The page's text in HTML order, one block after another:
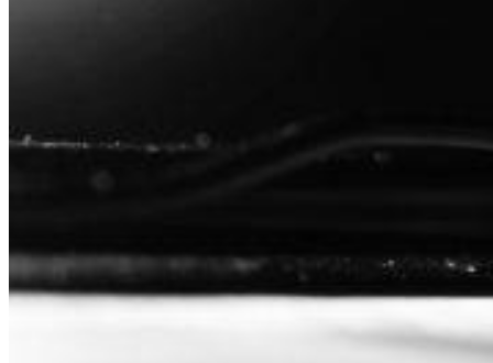
Anny Romand